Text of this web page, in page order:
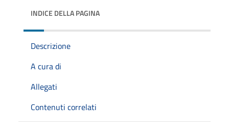
INDICE DELLA PAGINA
Descrizione
A cura di
Allegati
Contenuti correlati